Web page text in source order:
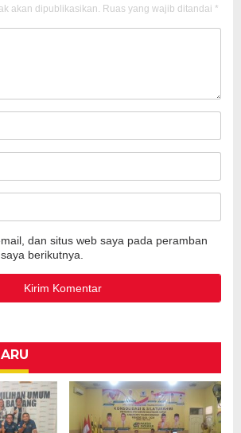
akan dipublikasikan. Ruas yang wajib ditandai *
dan situs web saya pada peramban
berikutnya.